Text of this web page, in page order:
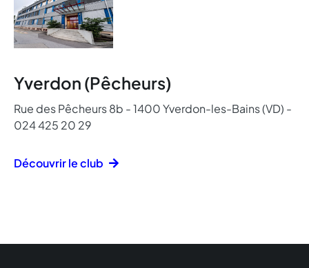
Yverdon (Pêcheurs)
Rue des Pêcheurs 8b - 1400 Yverdon-les-Bains (VD) -
024 425 20 29
Découvrir le club